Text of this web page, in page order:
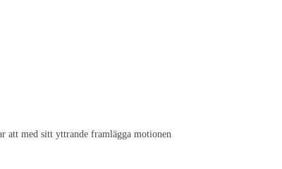
att med sitt yttrande framlägga motionen